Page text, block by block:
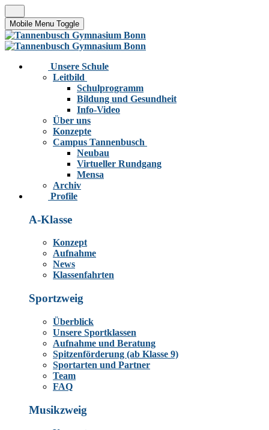
Mobile Menu Toggle
Unsere Schule
Leitbild
Schulprogramm
Bildung und Gesundheit
Info-Video
Über uns
Konzepte
Campus Tannenbusch
Neubau
Virtueller Rundgang
Mensa
Archiv
Profile
A-Klasse
Konzept
Aufnahme
News
Klassenfahrten
Sportzweig
Überblick
Unsere Sportklassen
Aufnahme und Beratung
Spitzenförderung (ab Klasse 9)
Sportarten und Partner
Team
FAQ
Musikzweig